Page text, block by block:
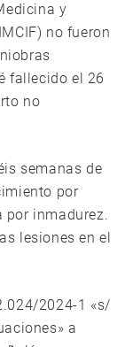
y
no fueron
fallecido el 26
no
semanas de
por
por inmadurez.
lesiones en el
2024-1 «s/
a